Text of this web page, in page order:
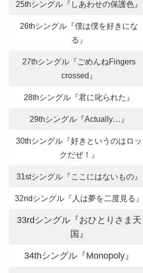
25thシングル『しあわせの保護色』
26thシングル『僕は僕を好きにな
る』
27thシングル『ごめんねFingers
crossed』
28thシングル『君に叱られた』
29thシングル『Actually…』
30thシングル『好きというのはロッ
クだぜ！』
31stシングル『ここにはないもの』
32ndシングル『人は夢を二度見る』
33rdシングル『おひとりさま天
国』
34thシングル『Monopoly』